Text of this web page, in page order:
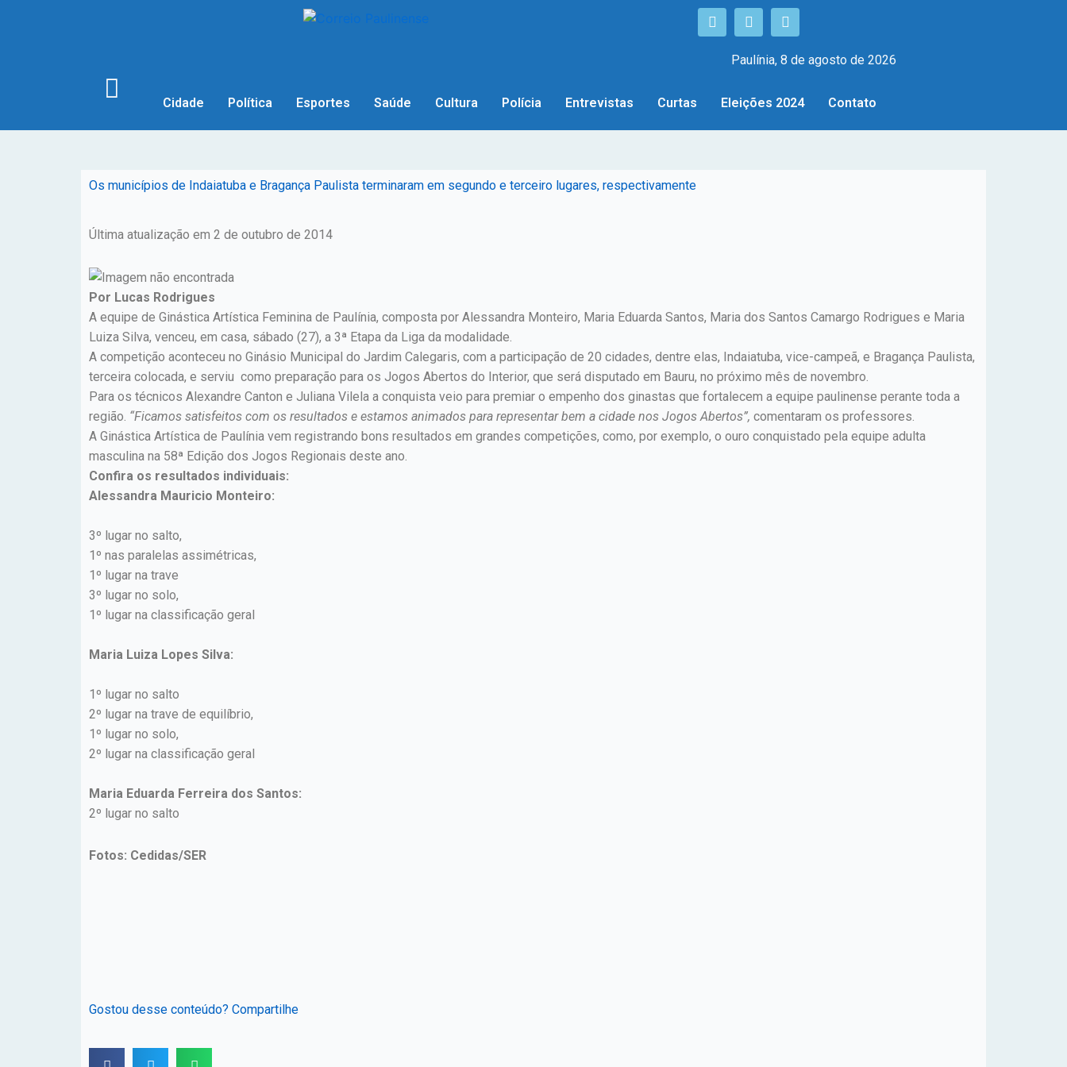
Paulínia, 8 de agosto de 2026
Cidade Política Esportes Saúde Cultura Polícia Entrevistas Curtas Eleições 2024 Contato
Os municípios de Indaiatuba e Bragança Paulista terminaram em segundo e terceiro lugares, respectivamente
Última atualização em 2 de outubro de 2014
Por Lucas Rodrigues
A equipe de Ginástica Artística Feminina de Paulínia, composta por Alessandra Monteiro, Maria Eduarda Santos, Maria dos Santos Camargo Rodrigues e Maria
Luiza Silva, venceu, em casa, sábado (27), a 3ª Etapa da Liga da modalidade.
A competição aconteceu no Ginásio Municipal do Jardim Calegaris, com a participação de 20 cidades, dentre elas, Indaiatuba, vice-campeã, e Bragança Paulista,
terceira colocada, e serviu como preparação para os Jogos Abertos do Interior, que será disputado em Bauru, no próximo mês de novembro.
Para os técnicos Alexandre Canton e Juliana Vilela a conquista veio para premiar o empenho dos ginastas que fortalecem a equipe paulinense perante toda a
região. “Ficamos satisfeitos com os resultados e estamos animados para representar bem a cidade nos Jogos Abertos”, comentaram os professores.
A Ginástica Artística de Paulínia vem registrando bons resultados em grandes competições, como, por exemplo, o ouro conquistado pela equipe adulta
masculina na 58ª Edição dos Jogos Regionais deste ano.
Confira os resultados individuais:
Alessandra Mauricio Monteiro:
3º lugar no salto,
1º nas paralelas assimétricas,
1º lugar na trave
3º lugar no solo,
1º lugar na classificação geral
Maria Luiza Lopes Silva:
1º lugar no salto
2º lugar na trave de equilíbrio,
1º lugar no solo,
2º lugar na classificação geral
Maria Eduarda Ferreira dos Santos:
2º lugar no salto
Fotos: Cedidas/SER
Gostou desse conteúdo? Compartilhe